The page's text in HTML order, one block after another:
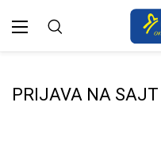
PRIJAVA NA SAJT